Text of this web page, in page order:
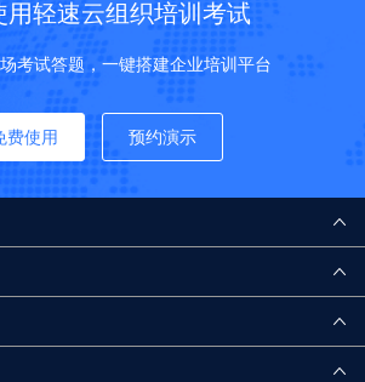
用轻速云组织培训考试
考试答题，一键搭建企业培训平台
费使用 预约演示